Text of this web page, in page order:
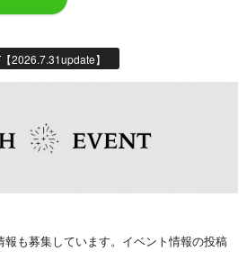
2026.7.31update】
報も募集しています。イベント情報の投稿